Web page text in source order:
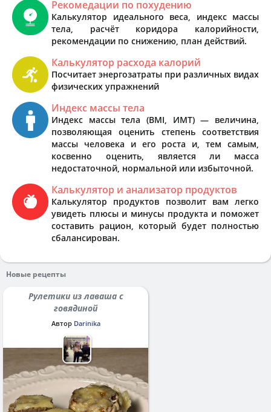
Рекомедации по похудению
Калькулятор идеального веса, индекс массы
тела, расчёт коридора калорийности,
рекомендации по снижению, план действий.
Калькулятор расхода калорий
Посчитает энергозатраты при различных видах
физических упражнений
Индекс массы тела
Индекс массы тела (BMI, ИМТ) — величина,
позволяющая оценить степень соответствия
массы человека и его роста и, тем самым,
косвенно оценить, является ли масса
недостаточной, нормальной или избыточной.
Калькулятор и анализатор продуктов
Калькулятор продуктов позволит вам легко
увидеть плюсы и минусы продукта и поможет
составить рацион, который будет полностью
сбалансирован.
Новые рецепты
Рулетики из лаваша с
говядиной
Автор Darinika